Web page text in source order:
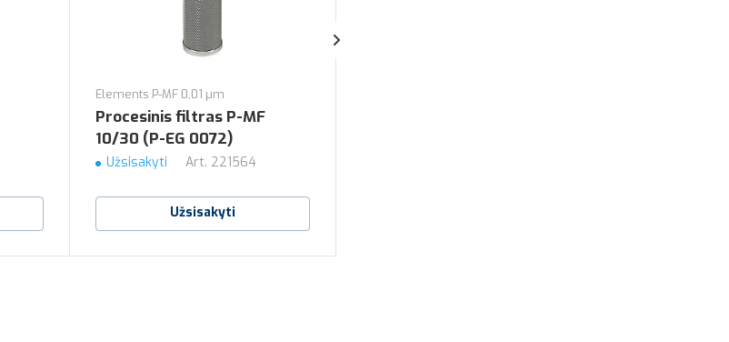
Elements P-MF 0,01 µm
Procesinis filtras P-MF
10/30 (P-EG 0072)
Užsisakyti Art. 221564
Užsisakyti